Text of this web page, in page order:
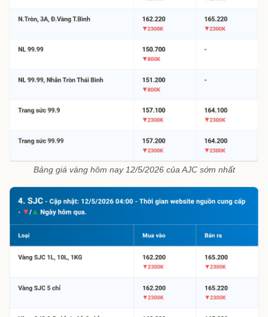
Bảng giá vàng hôm nay 12/5/2026 của AJC sớm nhất